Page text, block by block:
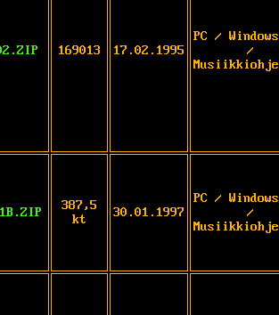
169013 17.02.1995
PC /
/
387,5
kt
30.01.1997
PC /
/